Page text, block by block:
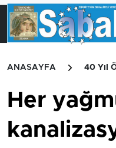
ANASAYFA 40 Yıl
Her